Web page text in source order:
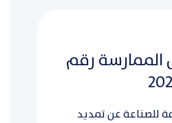
الممارسة رقم
للصناعة عن تمديد